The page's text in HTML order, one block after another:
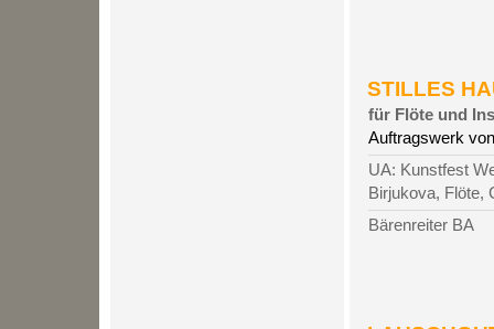
STILLES
für Flöte und
Auftragswerk
UA: Kunstfest
Birjukova, Flöte,
Bärenreiter BA